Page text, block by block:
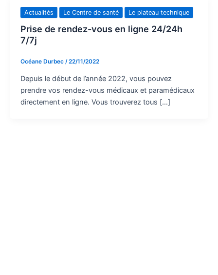
Actualités Le Centre de santé Le plateau technique
Prise de rendez-vous en ligne 24/24h
7/7j
Océane Durbec /22/11/2022
Depuis le début de l’année 2022, vous pouvez
prendre vos rendez-vous médicaux et paramédicaux
directement en ligne. Vous trouverez tous […]